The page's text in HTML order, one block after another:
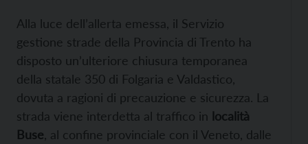
Alla luce dell’allerta emessa, il Servizio
gestione strade della Provincia di Trento ha
disposto un’ulteriore chiusura temporanea
della statale 350 di Folgaria e Valdastico,
dovuta a ragioni di precauzione e sicurezza. La
strada viene interdetta al traffico in località
Buse , al confine provinciale con il Veneto, dalle